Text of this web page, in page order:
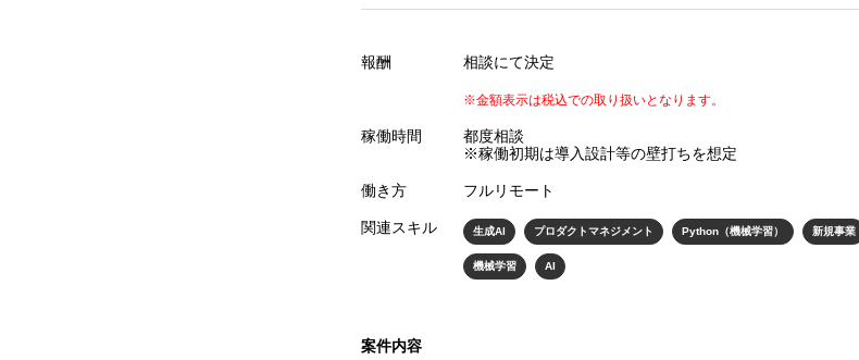
報酬 相談にて決定
※金額表示は税込での取り扱いとなります。
稼働時間
都度相談
※稼働初期は導入設計等の壁打ちを想定
働き方 フルリモート
関連スキル 生成AI プロダクトマネジメント Python（機械学習） 新規事業
機械学習 AI
案件内容